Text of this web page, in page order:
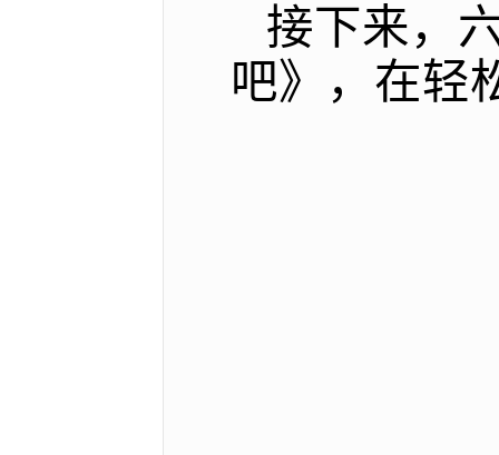
接下来，
吧》，在轻